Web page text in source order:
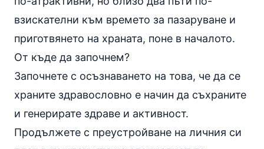
взискателни към времето за пазаруване и
приготвянето на храната, поне в началото.
От къде да започнем?
Започнете с осъзнаването на това, че да се
храните здравословно е начин да съхраните
и генерирате здраве и активност.
Продължете с преустройване на личния си